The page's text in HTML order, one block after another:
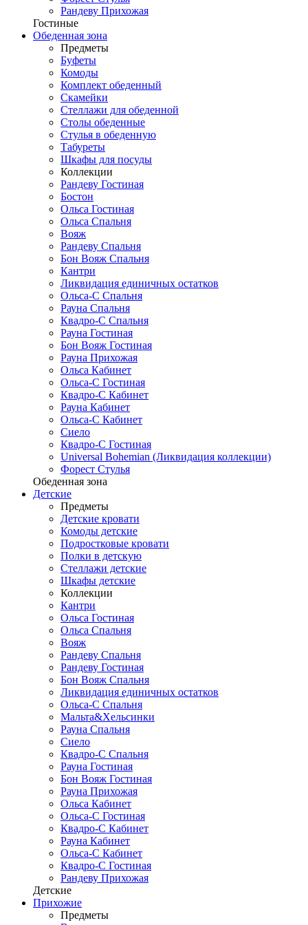
Рандеву Прихожая
Гостиные
Обеденная зона
Предметы
Буфеты
Комоды
Комплект обеденный
Скамейки
Стеллажи для обеденной
Столы обеденные
Стулья в обеденную
Табуреты
Шкафы для посуды
Коллекции
Рандеву Гостиная
Бостон
Ольса Гостиная
Ольса Спальня
Вояж
Рандеву Спальня
Бон Вояж Спальня
Кантри
Ликвидация единичных остатков
Ольса-С Спальня
Рауна Спальня
Квадро-С Спальня
Рауна Гостиная
Бон Вояж Гостиная
Рауна Прихожая
Ольса Кабинет
Ольса-С Гостиная
Квадро-С Кабинет
Рауна Кабинет
Ольса-С Кабинет
Сиело
Квадро-С Гостиная
Universal Bohemian (Ликвидация коллекции)
Форест Стулья
Обеденная зона
Детские
Предметы
Детские кровати
Комоды детские
Подростковые кровати
Полки в детскую
Стеллажи детские
Шкафы детские
Коллекции
Кантри
Ольса Гостиная
Ольса Спальня
Вояж
Рандеву Спальня
Рандеву Гостиная
Бон Вояж Спальня
Ликвидация единичных остатков
Ольса-С Спальня
Мальта&Хельсинки
Рауна Спальня
Сиело
Квадро-С Спальня
Рауна Гостиная
Бон Вояж Гостиная
Рауна Прихожая
Ольса Кабинет
Ольса-С Гостиная
Квадро-С Кабинет
Рауна Кабинет
Ольса-С Кабинет
Квадро-С Гостиная
Рандеву Прихожая
Детские
Прихожие
Предметы